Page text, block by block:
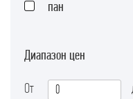
пан
Диапазон цен
От